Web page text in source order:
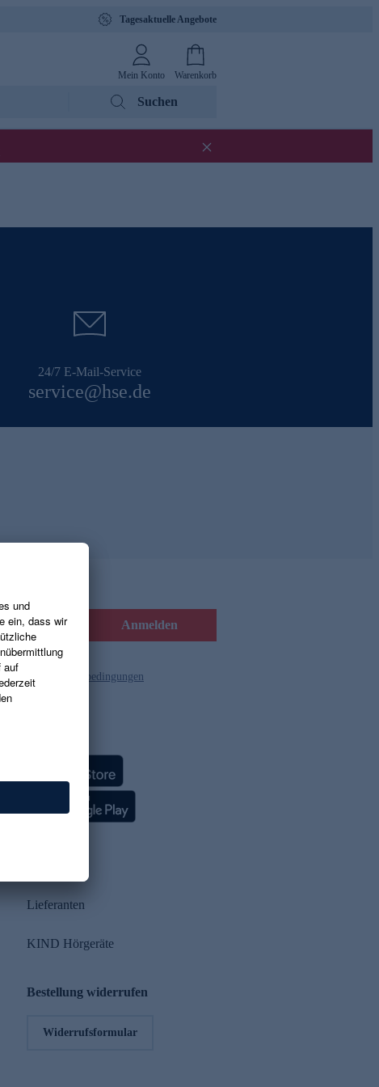
Tagesaktuelle Angebote
Mein Konto Warenkorb
Suchen
24/7 E-Mail-Service
service@hse.de
Anmelden
und die Gutscheinbedingungen
Lieferanten
KIND Hörgeräte
Bestellung widerrufen
Widerrufsformular